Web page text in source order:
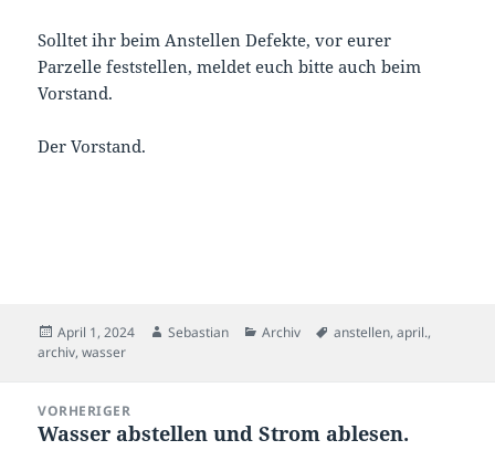
Solltet ihr beim Anstellen Defekte, vor eurer
Parzelle feststellen, meldet euch bitte auch beim
Vorstand.
Der Vorstand.
Veröffentlicht
am
April 1, 2024 Autor
Sebastian Kategorien
Archiv Schlagwörter
anstellen,april.,
archiv,wasser
VORHERIGER
Vorheriger
Wasser abstellen und Strom ablesen.